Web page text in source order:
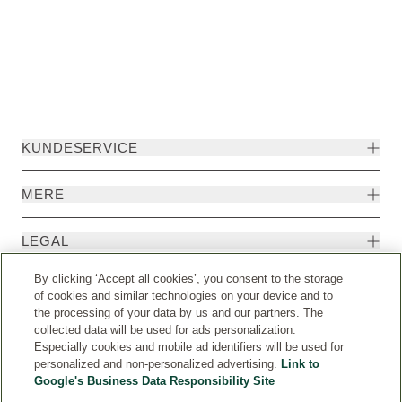
KUNDESERVICE
MERE
LEGAL
EKSTRA
By clicking ‘Accept all cookies’, you consent to the storage
of cookies and similar technologies on your device and to
the processing of your data by us and our partners. The
collected data will be used for ads personalization.
Especially cookies and mobile ad identifiers will be used for
personalized and non-personalized advertising. Link to
Google's Business Data Responsibility Site